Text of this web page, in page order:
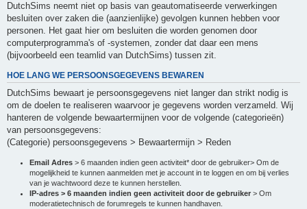
DutchSims neemt niet op basis van geautomatiseerde verwerkingen
besluiten over zaken die (aanzienlijke) gevolgen kunnen hebben voor
personen. Het gaat hier om besluiten die worden genomen door
computerprogramma's of -systemen, zonder dat daar een mens
(bijvoorbeeld een teamlid van DutchSims) tussen zit.
HOE LANG WE PERSOONSGEGEVENS BEWAREN
DutchSims bewaart je persoonsgegevens niet langer dan strikt nodig is
om de doelen te realiseren waarvoor je gegevens worden verzameld. Wij
hanteren de volgende bewaartermijnen voor de volgende (categorieën)
van persoonsgegevens:
(Categorie) persoonsgegevens > Bewaartermijn > Reden
Email Adres > 6 maanden indien geen activiteit* door de gebruiker> Om de
mogelijkheid te kunnen aanmelden met je account in te loggen en om bij verlies
van je wachtwoord deze te kunnen herstellen.
IP-adres > 6 maanden indien geen activiteit door de gebruiker > Om
moderatietechnisch de forumregels te kunnen handhaven.